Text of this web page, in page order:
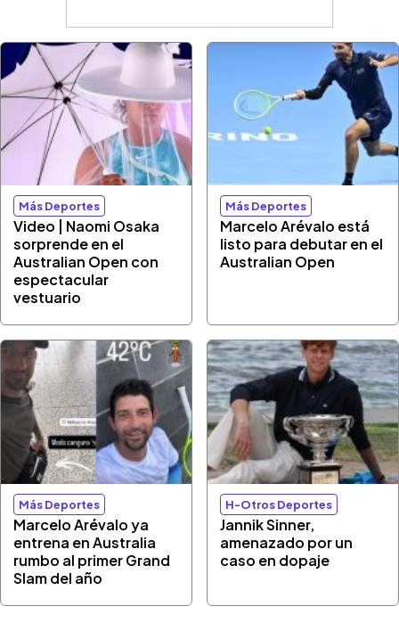
Más Deportes
Video | Naomi Osaka
sorprende en el
Australian Open con
espectacular
vestuario
Más Deportes
Marcelo Arévalo está
listo para debutar en el
Australian Open
Más Deportes
Marcelo Arévalo ya
entrena en Australia
rumbo al primer Grand
Slam del año
H-Otros Deportes
Jannik Sinner,
amenazado por un
caso en dopaje